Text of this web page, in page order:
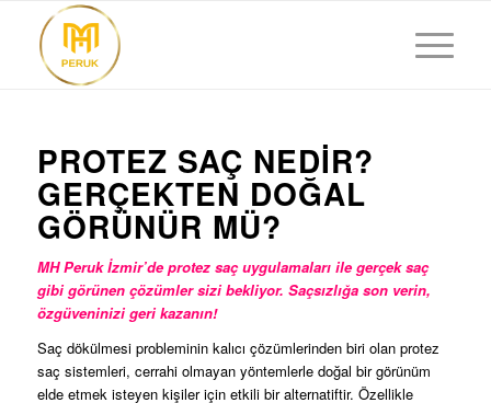
PROTEZ SAÇ NEDIR?
GERÇEKTEN DOĞAL
GÖRÜNÜR MÜ?
MH Peruk İzmir’de protez saç uygulamaları ile gerçek saç
gibi görünen çözümler sizi bekliyor. Saçsızlığa son verin,
özgüveninizi geri kazanın!
Saç dökülmesi probleminin kalıcı çözümlerinden biri olan protez
saç sistemleri, cerrahi olmayan yöntemlerle doğal bir görünüm
elde etmek isteyen kişiler için etkili bir alternatiftir. Özellikle